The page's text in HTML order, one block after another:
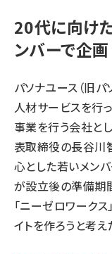
20代に向け
ンバーで企画
パソナユース（旧パ
人材サービスを行
事業を行う会社と
表取締役の長谷川
心とした若いメン
が設立後の準備期
「ニーゼロワーク
イトを作ろうと考え